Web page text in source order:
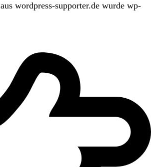
aus wordpress-supporter.de wurde wp-